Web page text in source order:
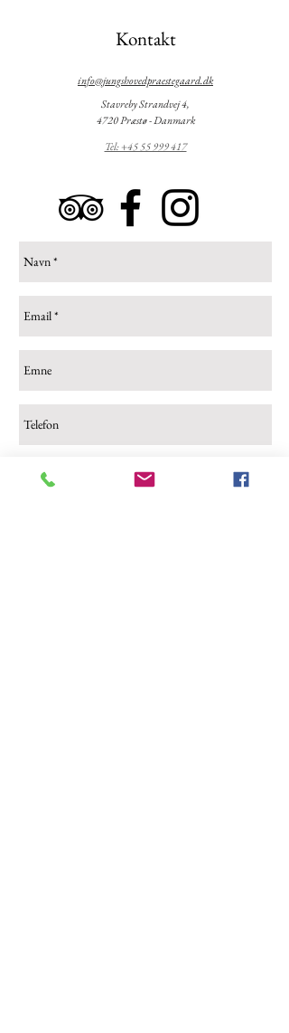
Kontakt
info@jungshovedpraestegaard.dk
Stavreby Strandvej 4,
4720 Præstø - Danmark
Tel: +45 55 999 417